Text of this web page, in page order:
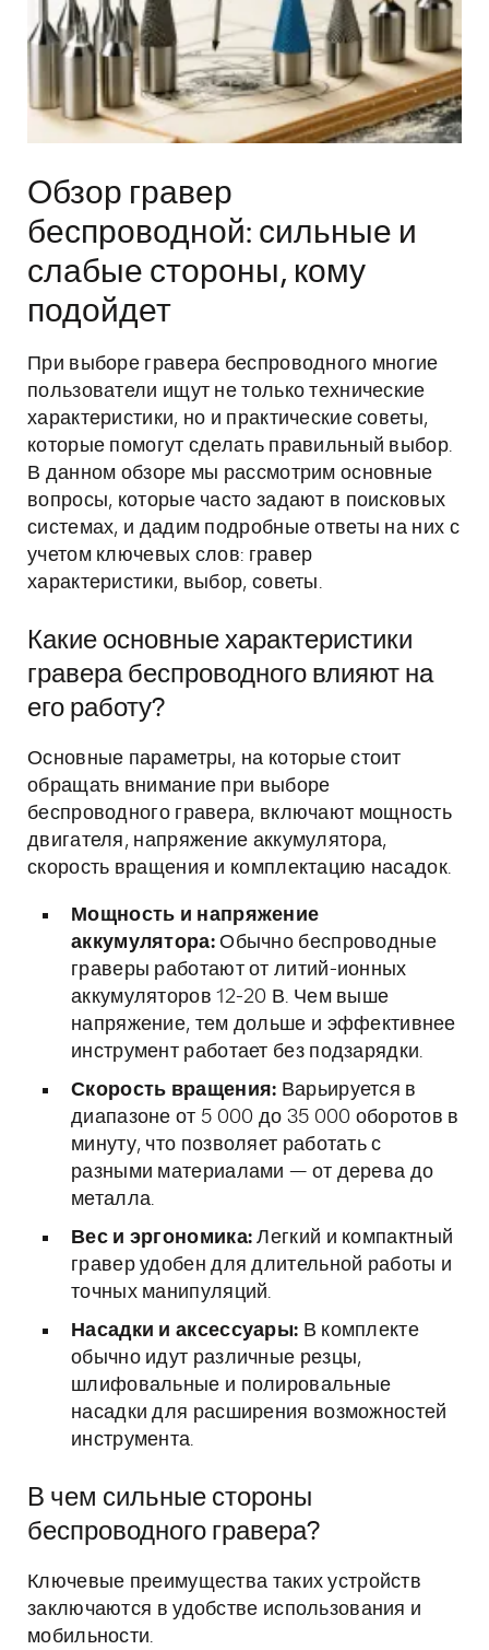
Обзор гравер
беспроводной: сильные и
слабые стороны, кому
подойдет
При выборе гравера беспроводного многие
пользователи ищут не только технические
характеристики, но и практические советы,
которые помогут сделать правильный выбор.
В данном обзоре мы рассмотрим основные
вопросы, которые часто задают в поисковых
системах, и дадим подробные ответы на них с
учетом ключевых слов: гравер
характеристики, выбор, советы.
Какие основные характеристики
гравера беспроводного влияют на
его работу?
Основные параметры, на которые стоит
обращать внимание при выборе
беспроводного гравера, включают мощность
двигателя, напряжение аккумулятора,
скорость вращения и комплектацию насадок.
Мощность и напряжение
аккумулятора:Обычно беспроводные
граверы работают от литий-ионных
аккумуляторов 12-20 В. Чем выше
напряжение, тем дольше и эффективнее
инструмент работает без подзарядки.
Скорость вращения: Варьируется в
диапазоне от 5 000 до 35 000 оборотов в
минуту, что позволяет работать с
разными материалами — от дерева до
металла.
Вес и эргономика: Легкий и компактный
гравер удобен для длительной работы и
точных манипуляций.
Насадки и аксессуары: В комплекте
обычно идут различные резцы,
шлифовальные и полировальные
насадки для расширения возможностей
инструмента.
В чем сильные стороны
беспроводного гравера?
Ключевые преимущества таких устройств
заключаются в удобстве использования и
мобильности.